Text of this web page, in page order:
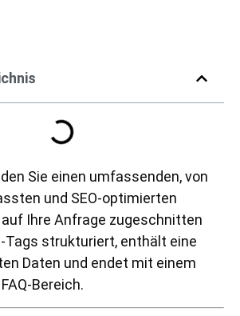
Sie einen umfassenden, von
und SEO-optimierten
auf Ihre Anfrage zugeschnitten
Tags strukturiert, enthält eine
Daten und endet mit einem
Bereich.